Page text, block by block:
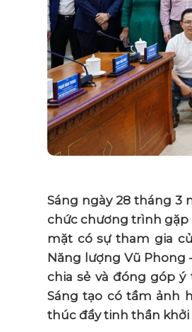
Sáng ngày 28 tháng 3
chức chương trình gặp
mặt có sự tham gia
Năng lượng Vũ Phong
chia sẻ và đóng góp
Sáng tạo có tầm ảnh
thúc đẩy tinh thần